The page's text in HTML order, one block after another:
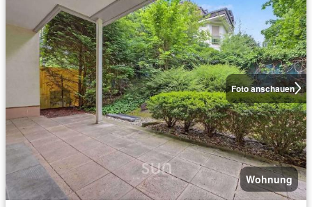
Foto anschauen
Wohnung